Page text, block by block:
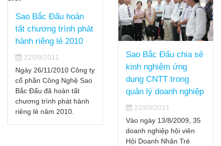
Sao Bắc Đẩu hoàn
tất chương trình phát
hành riêng lẻ 2010
22/09/2011
Ngày 26/11/2010 Công ty
cổ phần Công Nghệ Sao
Bắc Đẩu đã hoàn tất
chương trình phát hành
riêng lẻ năm 2010.
Sao Bắc Đẩu chia sẻ
kinh nghiệm ứng
dụng CNTT trong
quản lý doanh nghiệp
22/09/2011
Vào ngày 13/8/2009, 35
doanh nghiệp hội viên
Hội Doanh Nhân Trẻ